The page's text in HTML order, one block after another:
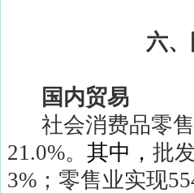
六
国内贸易
社会消费品零
21.0%。 其中， 批
3% ；零售业实现